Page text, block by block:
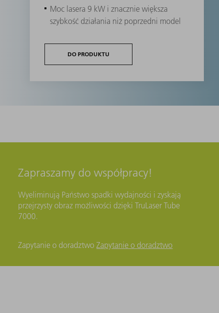
Moc lasera 9 kW i znacznie większa
szybkość działania niż poprzedni model
DO PRODUKTU
Zapraszamy do współpracy!
Wyeliminują Państwo spadki wydajności i zyskają
przejrzysty obraz możliwości dzięki TruLaser Tube
7000.
Zapytanie o doradztwoZapytanie o doradztwo